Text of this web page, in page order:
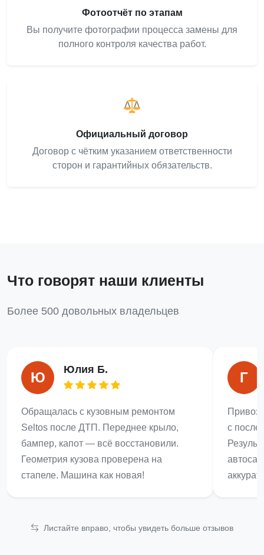
Фотоотчёт по этапам
Вы получите фотографии процесса замены для
полного контроля качества работ.
Официальный договор
Договор с чётким указанием ответственности
сторон и гарантийных обязательств.
Что говорят наши клиенты
Более 500 довольных владельцев
Ю
Юлия Б.
Обращалась с кузовным ремонтом
Seltos после ДТП. Переднее крыло,
бампер, капот — всё восстановили.
Геометрия кузова проверена на
стапеле. Машина как новая!
Г
с
Листайте вправо, чтобы увидеть больше отзывов